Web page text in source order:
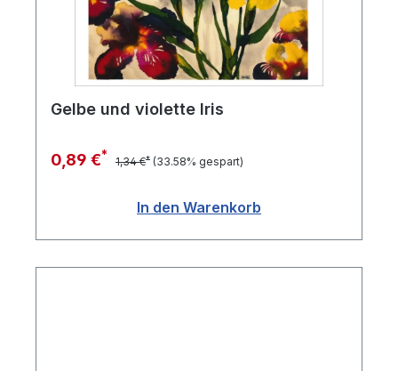
Gelbe und violette Iris
0,89 €* 1,34 €* (33.58% gespart)
In den Warenkorb